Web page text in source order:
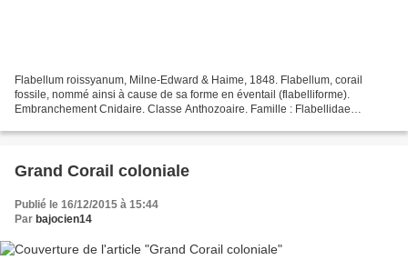
Flabellum roissyanum, Milne-Edward & Haime, 1848. Flabellum, corail
fossile, nommé ainsi à cause de sa forme en éventail (flabelliforme).
Embranchement Cnidaire. Classe Anthozoaire. Famille : Flabellidae
Grand Corail coloniale
Publié le 16/12/2015 à 15:44
Par bajocien14